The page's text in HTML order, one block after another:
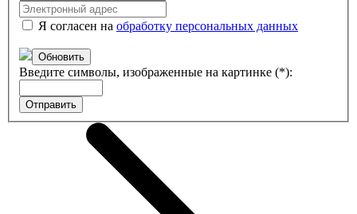
Я согласен на обработку персональных данных
Обновить
Введите символы, изображенные на картинке (*):